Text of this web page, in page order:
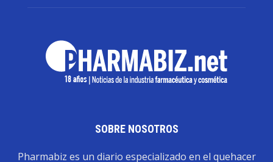
SOBRE NOSOTROS
Pharmabiz es un diario especializado en el quehacer